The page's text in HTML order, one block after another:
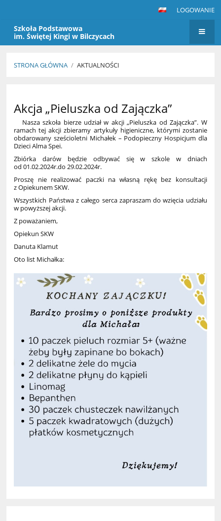
LOGOWANIE
Szkoła Podstawowa
im. Świętej Kingi w Bilczycach
STRONA GŁÓWNA / AKTUALNOŚCI
Akcja „Pieluszka od Zajączka”
Nasza szkoła bierze udział w akcji „Pieluszka od Zajączka”. W
ramach tej akcji zbieramy artykuły higieniczne, którymi zostanie
obdarowany sześcioletni Michałek – Podopieczny Hospicjum dla
Dzieci Alma Spei.
Zbiórka darów będzie odbywać się w szkole w dniach
od 01.02.2024r.do 29.02.2024r.
Proszę nie realizować paczki na własną rękę bez konsultacji
z Opiekunem SKW.
Wszystkich Państwa z całego serca zapraszam do wzięcia udziału
w powyższej akcji.
Z poważaniem,
Opiekun SKW
Danuta Klamut
Oto list Michałka: